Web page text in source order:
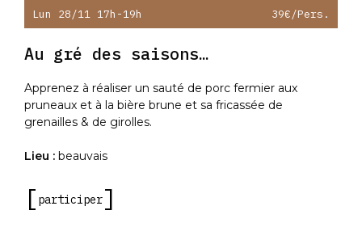
Lun 28/11 17h-19h 39€/pers.
Au gré des saisons…
Apprenez à réaliser un sauté de porc fermier aux
pruneaux et à la bière brune et sa fricassée de
grenailles & de girolles.
Lieu : beauvais
participer